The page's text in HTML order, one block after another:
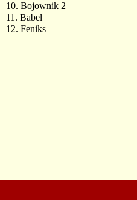
10. Bojownik 2
11. Babel
12. Feniks